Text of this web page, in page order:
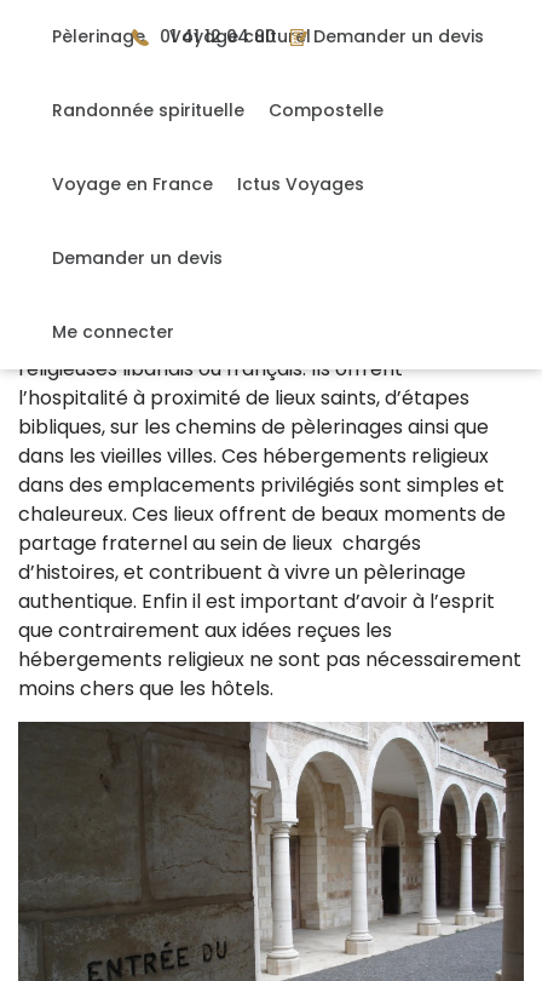
Pèlerinage Voyage culturel
Randonnée spirituelle Compostelle
Voyage en France Ictus Voyages
Demander un devis
Me connecter
01 41 12 04 80 Demander un devis
SAINTE
Les maisons religieuses
grande majorité tenues par des religieux et des
religieuses libanais ou français. Ils offrent
l’hospitalité à proximité de lieux saints, d’étapes
bibliques, sur les chemins de pèlerinages ainsi que
dans les vieilles villes. Ces hébergements religieux
dans des emplacements privilégiés sont simples et
chaleureux. Ces lieux offrent de beaux moments de
partage fraternel au sein de lieux chargés
d’histoires, et contribuent à vivre un pèlerinage
authentique. Enfin il est important d’avoir à l’esprit
que contrairement aux idées reçues les
hébergements religieux ne sont pas nécessairement
moins chers que les hôtels.